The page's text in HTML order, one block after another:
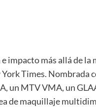
impacto más allá de la
Times. Nombrada
un MTV VMA, un
de maquillaje